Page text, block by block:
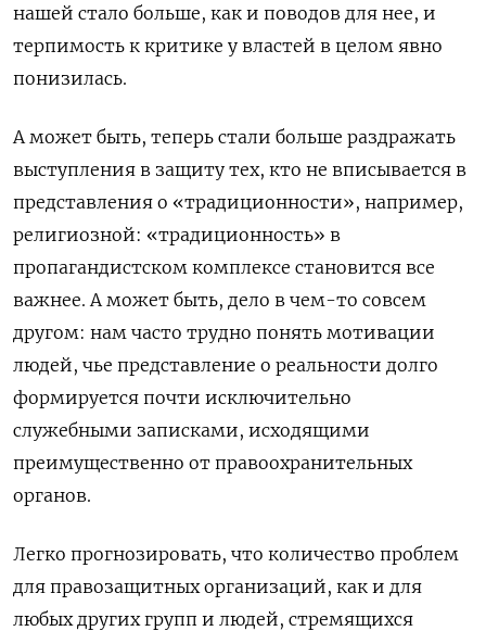
нашей стало больше, как и поводов для нее, и
терпимость к критике у властей в целом явно
понизилась.
А может быть, теперь стали больше раздражать
выступления в защиту тех, кто не вписывается в
представления о «традиционности», например,
религиозной: «традиционность» в
пропагандистском комплексе становится все
важнее. А может быть, дело в чем-то совсем
другом: нам часто трудно понять мотивации
людей, чье представление о реальности долго
формируется почти исключительно
служебными записками, исходящими
преимущественно от правоохранительных
органов.
Легко прогнозировать, что количество проблем
для правозащитных организаций, как и для
любых других групп и людей, стремящихся